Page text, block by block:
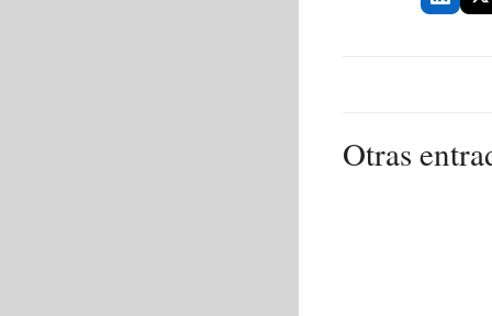
Otras